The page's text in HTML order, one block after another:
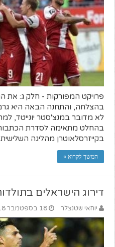
פרויקט המפורקות - חלק ג: את
בהצלחה, והתחנה הבאה היא
לא מדובר במנצ'סטר יונייטד,
בהחלט מתאימה לסדרת
בקייזרסלאוטרן מהליגה
המשך לקרוא »
דירוג הישראלים
יוחאי שטנצלר 18 בספטמבר 2018